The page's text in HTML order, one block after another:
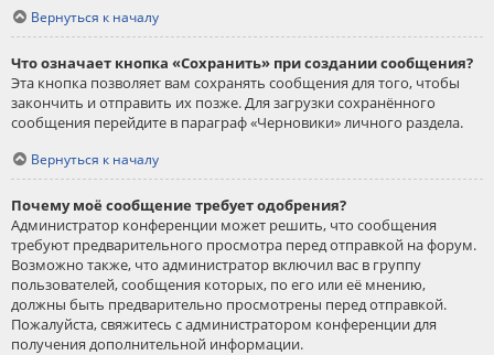
Вернуться к началу
Что означает кнопка «Сохранить» при создании сообщения?
Эта кнопка позволяет вам сохранять сообщения для того, чтобы
закончить и отправить их позже. Для загрузки сохранённого
сообщения перейдите в параграф «Черновики» личного раздела.
Вернуться к началу
Почему моё сообщение требует одобрения?
Администратор конференции может решить, что сообщения
требуют предварительного просмотра перед отправкой на форум.
Возможно также, что администратор включил вас в группу
пользователей, сообщения которых, по его или её мнению,
должны быть предварительно просмотрены перед отправкой.
Пожалуйста, свяжитесь с администратором конференции для
получения дополнительной информации.